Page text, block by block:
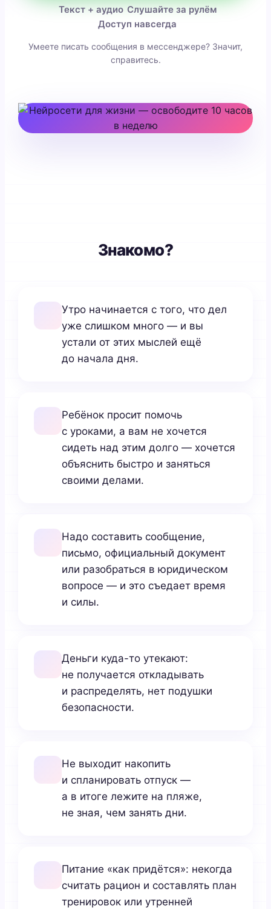
Текст + аудио Слушайте за рулём
Доступ навсегда
Умеете писать сообщения в мессенджере? Значит,
справитесь.
Знакомо?
Утро начинается с того, что дел
уже слишком много — и вы
устали от этих мыслей ещё
до начала дня.
Ребёнок просит помочь
с уроками, а вам не хочется
сидеть над этим долго — хочется
объяснить быстро и заняться
своими делами.
Надо составить сообщение,
письмо, официальный документ
или разобраться в юридическом
вопросе — и это съедает время
и силы.
Деньги куда-то утекают:
не получается откладывать
и распределять, нет подушки
безопасности.
Не выходит накопить
и спланировать отпуск —
а в итоге лежите на пляже,
не зная, чем занять дни.
Питание «как придётся»: некогда
считать рацион и составлять план
тренировок или утренней